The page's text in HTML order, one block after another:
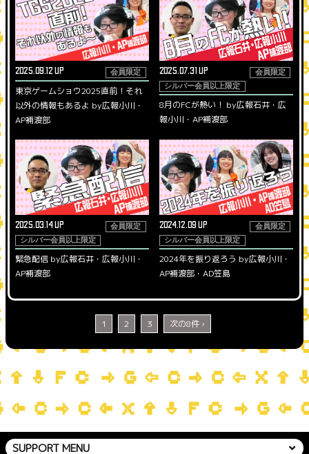
2025.09.12 UP 会員限定
東京ゲームショウ2025直前！それ
以外の情報もあるよ by広報小川・
AP補渡部
2025.07.31 UP
会員限定
シルバー会員以上限定
8月のFCが熱い！ by広報石井・広
報小川・AP補渡部
2025.03.14 UP
会員限定
シルバー会員以上限定
緊急配信 by広報石井・広報小川・
AP補渡部
2024.12.09 UP
会員限定
シルバー会員以上限定
2024年を振り返ろう by広報小川・
AP補渡部・AD笠島
1 2 3 次の8件 ›
SUPPORT MENU